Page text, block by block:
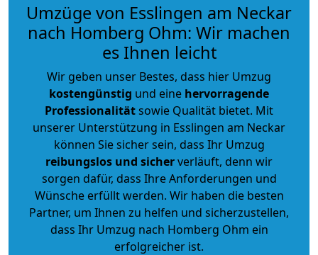
Umzüge von Esslingen am Neckar
nach Homberg Ohm: Wir machen
es Ihnen leicht
Wir geben unser Bestes, dass hier Umzug
kostengünstig und eine hervorragende
Professionalitätsowie Qualität bietet. Mit
unserer Unterstützung in Esslingen am Neckar
können Sie sicher sein, dass Ihr Umzug
reibungslos und sicherverläuft, denn wir
sorgen dafür, dass Ihre Anforderungen und
Wünsche erfüllt werden. Wir haben die besten
Partner, um Ihnen zu helfen und sicherzustellen,
dass Ihr Umzug nach Homberg Ohm ein
erfolgreicher ist.